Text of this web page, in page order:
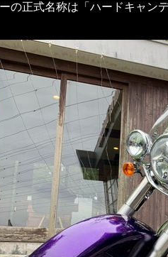
の正式名称は「ハードキャン